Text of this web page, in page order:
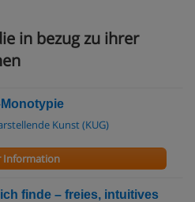
in bezug zu ihrer
Kunst (KUG)
Information
finde – freies, intuitives